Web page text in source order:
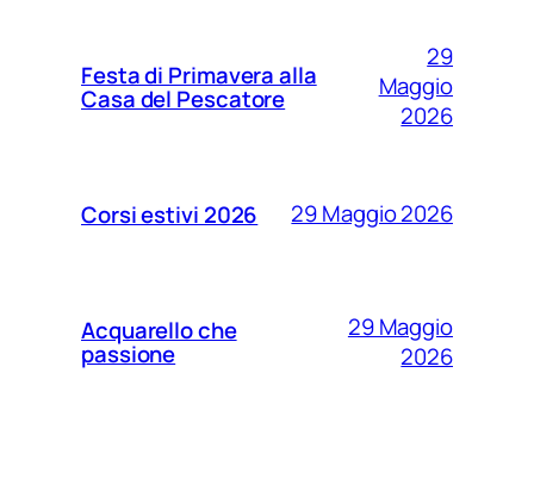
Festa di Primavera alla
Casa del Pescatore
29
Maggio
2026
Corsi estivi 2026 29 Maggio 2026
Acquarello che
passione
29 Maggio
2026